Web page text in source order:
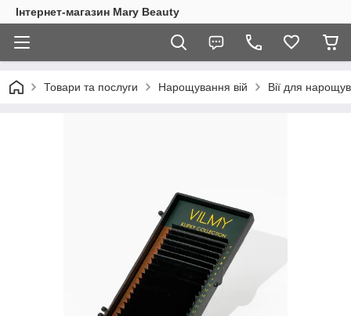
Інтернет-магазин Mary Beauty
Товари та послуги Нарощування вій Вії для